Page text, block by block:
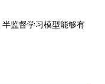
监督学习模型能够有